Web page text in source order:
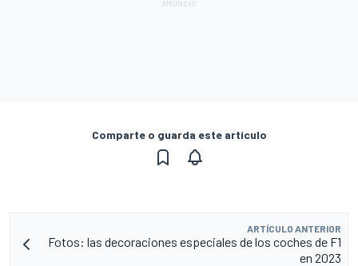
Comparte o guarda este artículo
ARTÍCULO ANTERIOR
Fotos: las decoraciones especiales de los coches de F1
en 2023